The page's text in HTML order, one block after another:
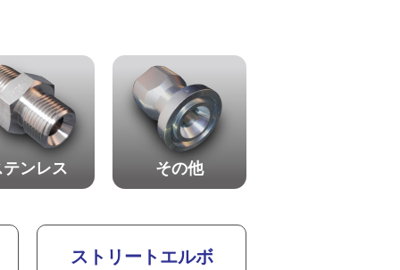
テンレス その他
ストリートエルボ